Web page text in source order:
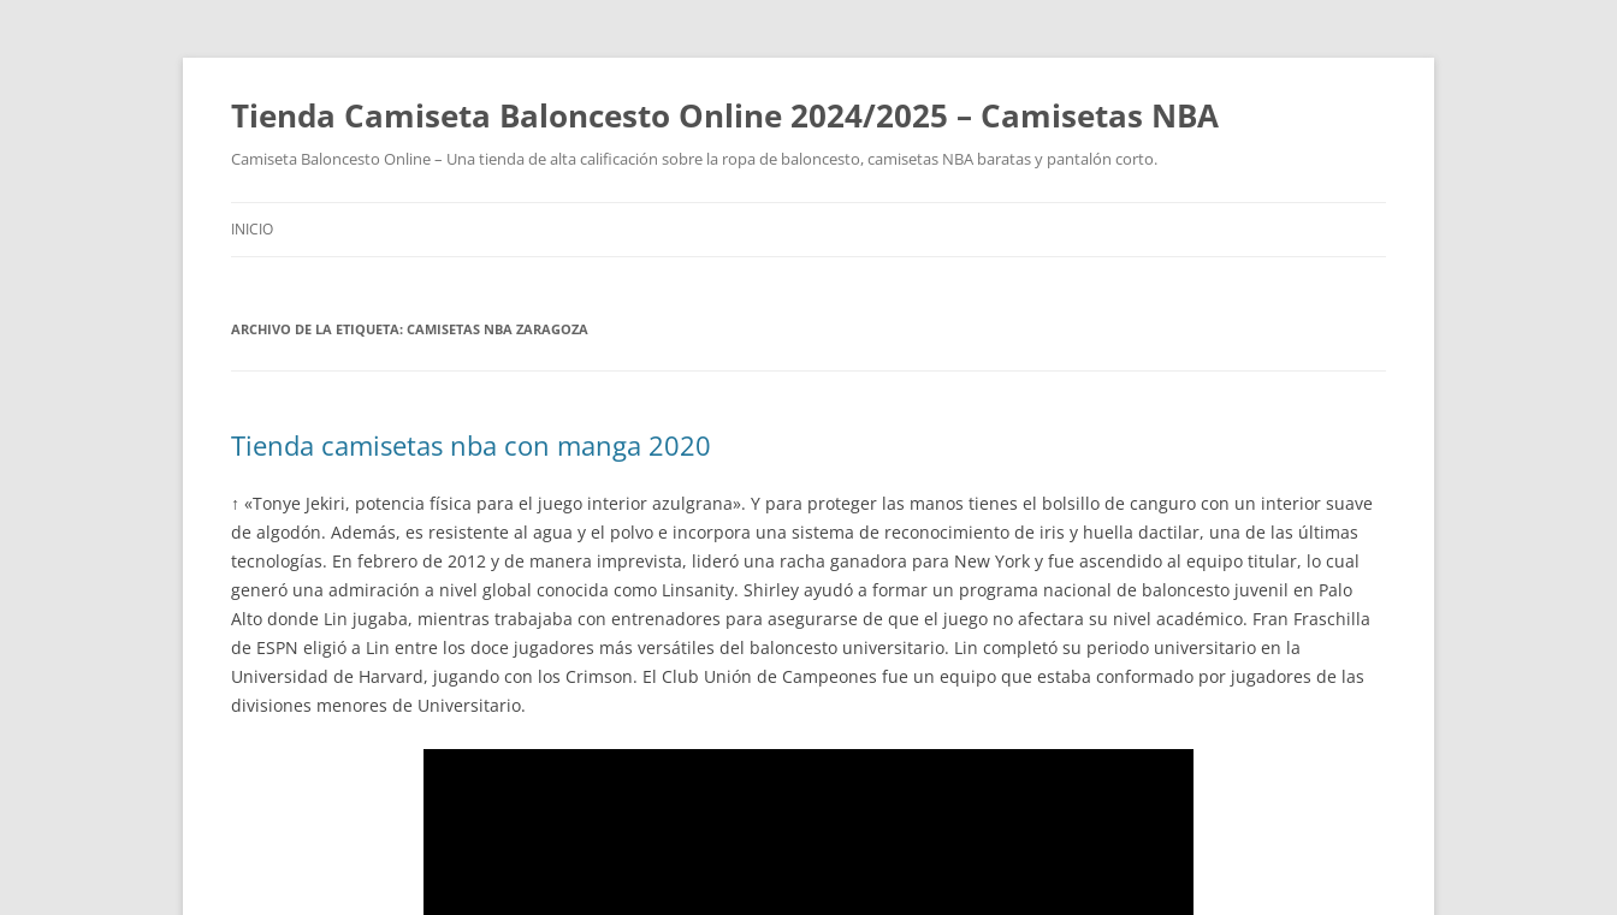
Tienda Camiseta Baloncesto Online 2024/2025 – Camisetas NBA
Camiseta Baloncesto Online – Una tienda de alta calificación sobre la ropa de baloncesto, camisetas NBA baratas y pantalón corto.
INICIO
ARCHIVO DE LA ETIQUETA: CAMISETAS NBA ZARAGOZA
Tienda camisetas nba con manga 2020
↑ «Tonye Jekiri, potencia física para el juego interior azulgrana». Y para proteger las manos tienes el bolsillo de canguro con un interior suave
de algodón. Además, es resistente al agua y el polvo e incorpora una sistema de reconocimiento de iris y huella dactilar, una de las últimas
tecnologías. En febrero de 2012 y de manera imprevista, lideró una racha ganadora para New York y fue ascendido al equipo titular, lo cual
generó una admiración a nivel global conocida como Linsanity. Shirley ayudó a formar un programa nacional de baloncesto juvenil en Palo
Alto donde Lin jugaba, mientras trabajaba con entrenadores para asegurarse de que el juego no afectara su nivel académico. Fran Fraschilla
de ESPN eligió a Lin entre los doce jugadores más versátiles del baloncesto universitario. Lin completó su periodo universitario en la
Universidad de Harvard, jugando con los Crimson. El Club Unión de Campeones fue un equipo que estaba conformado por jugadores de las
divisiones menores de Universitario.